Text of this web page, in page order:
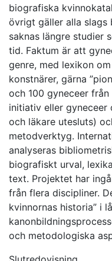
biografiska
övrigt gäller alla slags
saknas längre studier
tid. Faktum är att
genre, med lexikon
konstnärer, gärna
och 100 gyneceer
initiativ eller
och läkare utesluts)
metodverktyg.
analyseras
biografiskt urval,
text. Projektet har
från flera discipliner.
kvinnornas historia” i
och metodologiska